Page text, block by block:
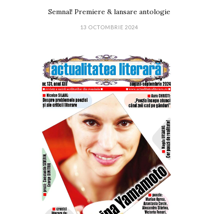
Semnal! Premiere & lansare antologie
13 OCTOMBRIE 2024